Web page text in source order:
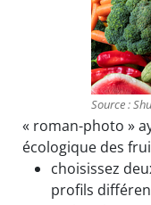
Source :
« roman-photo »
écologique des
choisissez
profils